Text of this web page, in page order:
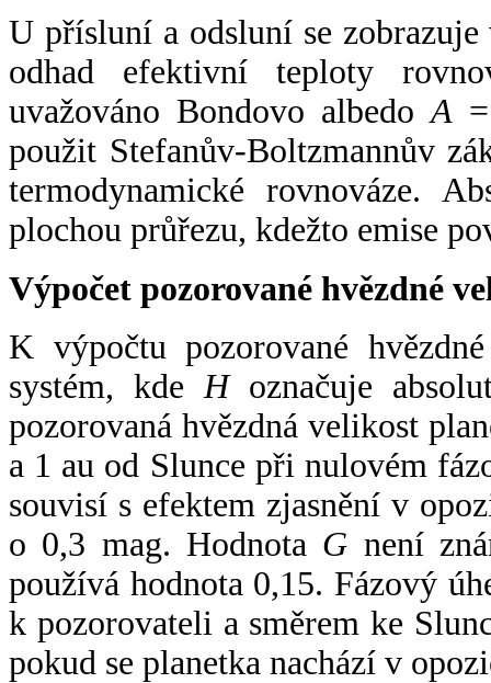
U přísluní a odsluní se
odhad efektivní teploty
uvažováno Bondovo albedoA
použit Stefanův-Boltzmannův
termodynamické rovnováze.
plochou průřezu, kdežto emise
Výpočet pozorované hvězdné
K výpočtu pozorované
systém, kde Hoznačuje
pozorovaná hvězdná velikost
a 1 au od Slunce při nulovém
souvisí s efektem zjasnění v
o 0,3 mag. Hodnota G není
používá hodnota 0,15. Fázový
k pozorovateli a směrem ke
pokud se planetka nachází v